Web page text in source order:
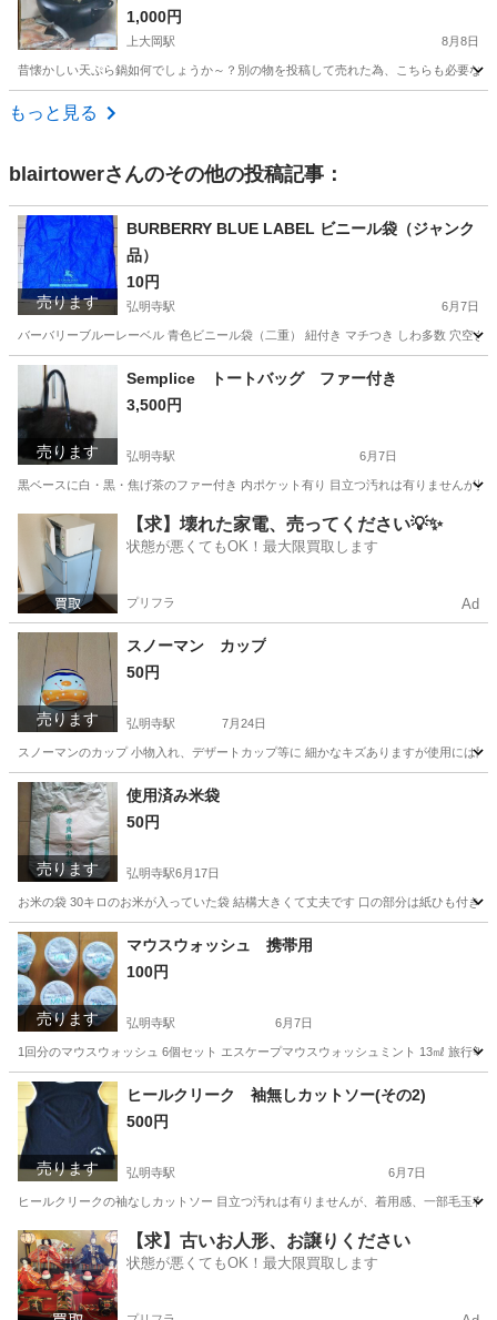
1,000円
上大岡駅 8月8日
昔懐かしい天ぷら鍋如何でしょうか～？別の物を投稿して売れた為、こちらも必要な
神奈川 横浜市
もっと見る
blairtowerさんのその他の投稿記事：
売ります
BURBERRY BLUE LABEL ビニール袋（ジャンク
品）
10円
弘明寺駅 6月7日
バーバリーブルーレーベル 青色ビニール袋（二重） 紐付き マチつき しわ多数 穴空
神奈川 横浜市 その他 ジャンク品
売ります
Semplice トートバッグ ファー付き
3,500円
弘明寺駅 6月7日
黒ベースに白・黒・焦げ茶のファー付き 内ポケット有り 目立つ汚れは有りませんが
神奈川 弘明寺駅 バッグ キズ
【求】壊れた家電、売ってください💡✨
状態が悪くてもOK！最大限買取します
プリフラ Ad
売ります
スノーマン カップ
50円
弘明寺駅 7月24日
スノーマンのカップ 小物入れ、デザートカップ等に 細かなキズありますが使用には
神奈川 横浜市 弘明寺駅
売ります
使用済み米袋
50円
弘明寺駅6月17日
お米の袋 30キロのお米が入っていた袋 結構大きくて丈夫です 口の部分は紙ひも付き
神奈川 横浜市 弘明寺駅 ラッピング用品
売ります
マウスウォッシュ 携帯用
100円
弘明寺駅 6月7日
1回分のマウスウォッシュ 6個セット エスケープマウスウォッシュミント 13㎖ 旅行
神奈川 横浜市 弘明寺駅 その他 マウス
売ります
ヒールクリーク 袖無しカットソー(その2)
500円
弘明寺駅 6月7日
ヒールクリークの袖なしカットソー 目立つ汚れは有りませんが、着用感、一部毛玉
神奈川 横浜市 弘明寺駅 カットソー 汚れ
【求】古いお人形、お譲りください
状態が悪くてもOK！最大限買取します